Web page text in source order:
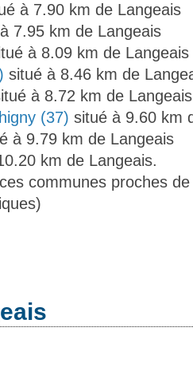
à 7.90 km de Langeais
7.95 km de Langeais
à 8.09 km de Langeais
situé à 8.46 km de
à 8.72 km de Langeais
(37) situé à 9.60 km
à 9.79 km de Langeais
km de Langeais.
communes proches